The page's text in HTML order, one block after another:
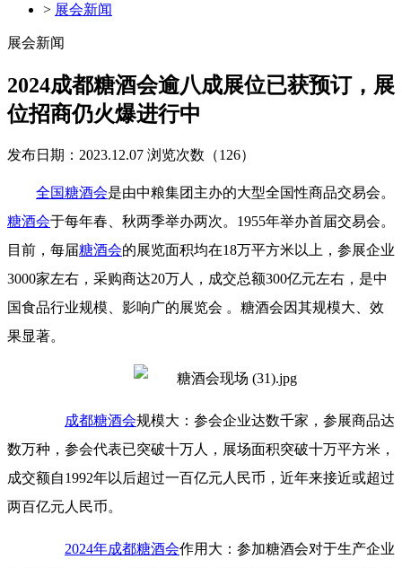
> 展会新闻
展会新闻
2024成都糖酒会逾八成展位已获预订，展
位招商仍火爆进行中
发布日期：2023.12.07 浏览次数（126）
全国糖酒会是由中粮集团主办的大型全国性商品交易会。
糖酒会于每年春、秋两季举办两次。1955年举办首届交易会。
目前，每届糖酒会的展览面积均在18万平方米以上，参展企业
3000家左右，采购商达20万人，成交总额300亿元左右，是中
国食品行业规模、影响广的展览会 。糖酒会因其规模大、效
果显著。
成都糖酒会规模大：参会企业达数千家，参展商品达
数万种，参会代表已突破十万人，展场面积突破十万平方米，
成交额自1992年以后超过一百亿元人民币，近年来接近或超过
两百亿元人民币。
2024年成都糖酒会作用大：参加糖酒会对于生产企业